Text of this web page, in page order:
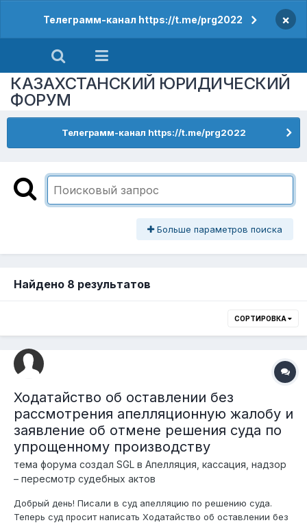
Телеграмм-канал https://t.me/prg2022 ×
КАЗАХСТАНСКИЙ ЮРИДИЧЕСКИЙ
ФОРУМ
Телеграмм-канал https://t.me/prg2022
Больше параметров поиска
Найдено 8 результатов
СОРТИРОВКА
Ходатайство об оставлении без
рассмотрения апелляционную жалобу и
заявление об отмене решения суда по
упрощенному производству
тема форума создал SGL в Апелляция, кассация, надзор
– пересмотр судебных актов
Добрый день! Писали в суд апелляцию по решению суда.
Теперь суд просит написать Ходатайство об оставлении без